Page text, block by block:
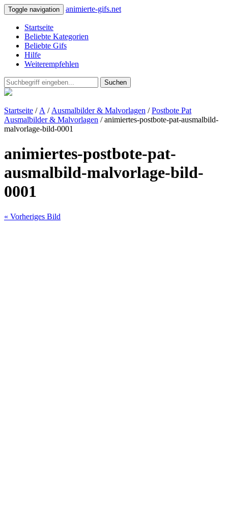
Toggle navigation animierte-gifs.net
Startseite
Beliebte Kategorien
Beliebte Gifs
Hilfe
Weiterempfehlen
Suchen
Startseite / A / Ausmalbilder & Malvorlagen /Postbote Pat
Ausmalbilder & Malvorlagen / animiertes-postbote-pat-ausmalbild-
malvorlage-bild-0001
animiertes-postbote-pat-
ausmalbild-malvorlage-bild-
0001
« Vorheriges Bild